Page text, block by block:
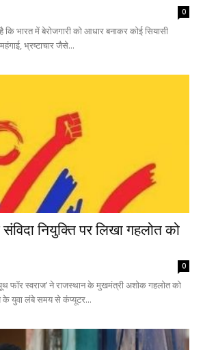
0
है कि भारत में बेरोजगारी को आधार बनाकर कोई सियासी
भ्रष्टाचार जैसे...
नियुक्ति पर लिखा गहलोत को
0
फॉर स्वराज’ ने राजस्थान के मुखमंत्री अशोक गहलोत को
के युवा लंबे समय से कंप्यूटर...